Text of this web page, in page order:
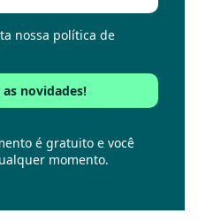
nossa política de
é gratuito e você
momento.